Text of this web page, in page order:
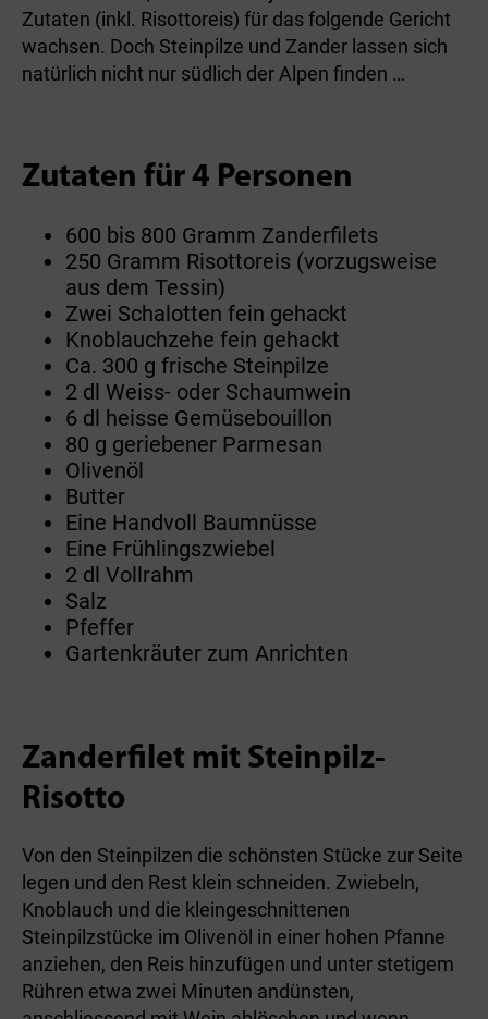
Zutaten (inkl. Risottoreis) für das folgende Gericht
wachsen. Doch Steinpilze und Zander lassen sich
natürlich nicht nur südlich der Alpen finden …
Zutaten für 4 Personen
600 bis 800 Gramm Zanderfilets
250 Gramm Risottoreis (vorzugsweise
aus dem Tessin)
Zwei Schalotten fein gehackt
Knoblauchzehe fein gehackt
Ca. 300 g frische Steinpilze
2 dl Weiss- oder Schaumwein
6 dl heisse Gemüsebouillon
80 g geriebener Parmesan
Olivenöl
Butter
Eine Handvoll Baumnüsse
Eine Frühlingszwiebel
2 dl Vollrahm
Salz
Pfeffer
Gartenkräuter zum Anrichten
Zanderfilet mit Steinpilz-
Risotto
Von den Steinpilzen die schönsten Stücke zur Seite
legen und den Rest klein schneiden. Zwiebeln,
Knoblauch und die kleingeschnittenen
Steinpilzstücke im Olivenöl in einer hohen Pfanne
anziehen, den Reis hinzufügen und unter stetigem
Rühren etwa zwei Minuten andünsten,